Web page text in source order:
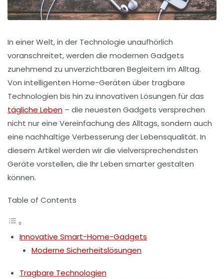
In einer Welt, in der Technologie unaufhörlich
voranschreitet, werden die modernen Gadgets
zunehmend zu unverzichtbaren Begleitern im Alltag.
Von intelligenten Home-Geräten über tragbare
Technologien bis hin zu innovativen Lösungen für das
tägliche Leben – die neuesten Gadgets versprechen
nicht nur eine Vereinfachung des Alltags, sondern auch
eine nachhaltige Verbesserung der Lebensqualität. In
diesem Artikel werden wir die vielversprechendsten
Geräte vorstellen, die Ihr Leben smarter gestalten
können.
Table of Contents
Innovative Smart-Home-Gadgets
Moderne Sicherheitslösungen
Tragbare Technologien